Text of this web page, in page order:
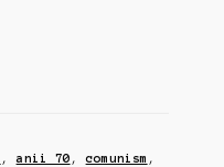
,anii 70 ,comunism ,